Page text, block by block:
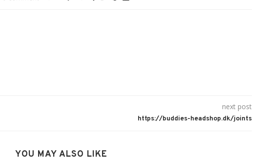
next post
https://buddies-headshop.dk/joints
YOU MAY ALSO LIKE